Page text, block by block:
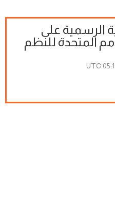
الرسمية على
المتحدة للنظم